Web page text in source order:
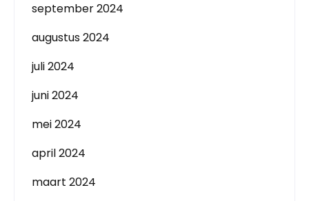
september 2024
augustus 2024
juli 2024
juni 2024
mei 2024
april 2024
maart 2024